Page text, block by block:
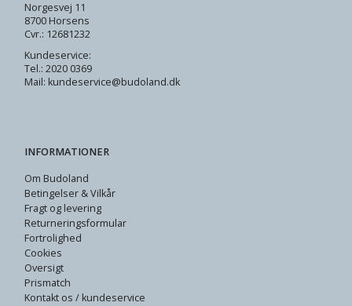
Norgesvej 11
8700 Horsens
Cvr.: 12681232
Kundeservice:
Tel.: 2020 0369
Mail: kundeservice@budoland.dk
INFORMATIONER
Om Budoland
Betingelser & Vilkår
Fragt og levering
Returneringsformular
Fortrolighed
Cookies
Oversigt
Prismatch
Kontakt os / kundeservice